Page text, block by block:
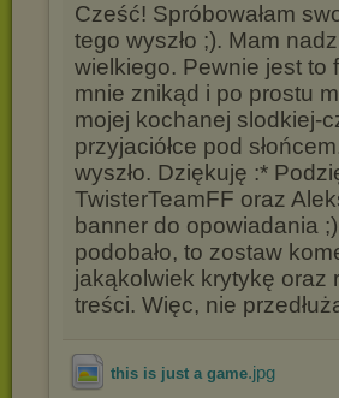
Cześć! Spróbowałam
tego wyszło ;). Mam
wielkiego. Pewnie jest to
mnie znikąd i po prostu
mojej kochanej slodkiej-
przyjaciółce pod
wyszło. Dziękuję :*
TwisterTeamFF oraz
banner do opowiadania
podobało, to zostaw
jakąkolwiek krytykę oraz
treści. Więc, nie
this is just a game.jpg